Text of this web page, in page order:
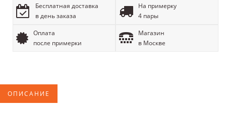
Бесплатная доставка
в день заказа
На примерку
4 пары
Оплата
после примерки
Магазин
в Москве
ОПИСАНИЕ